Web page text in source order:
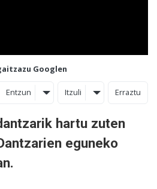
Googlen
Entzun Itzuli Erraztu
hartu zuten
eguneko